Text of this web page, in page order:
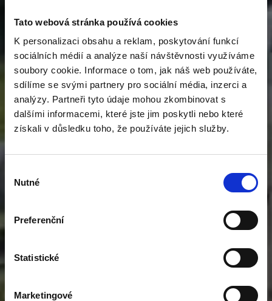
Tato webová stránka používá cookies
K personalizaci obsahu a reklam, poskytování funkcí
sociálních médií a analýze naší návštěvnosti využíváme
soubory cookie. Informace o tom, jak náš web používáte,
sdílíme se svými partnery pro sociální média, inzerci a
analýzy. Partneři tyto údaje mohou zkombinovat s
dalšími informacemi, které jste jim poskytli nebo které
získali v důsledku toho, že používáte jejich služby.
souhlasu
Nutné
Preferenční
Statistické
Marketingové